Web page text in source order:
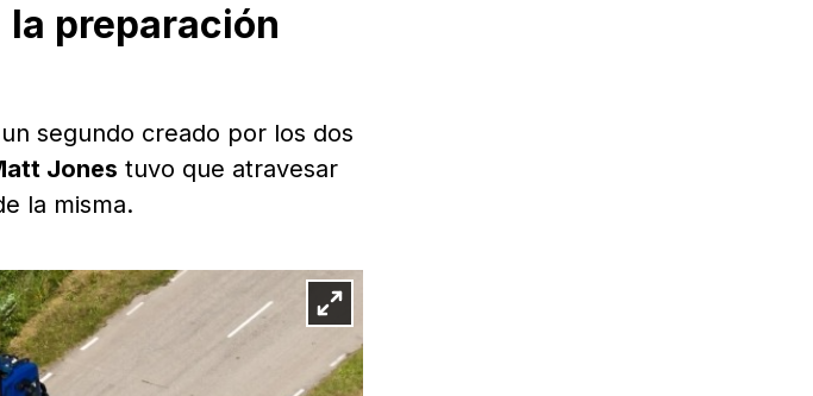
la preparación
segundo creado por los dos
Jones tuvo que atravesar
la misma.